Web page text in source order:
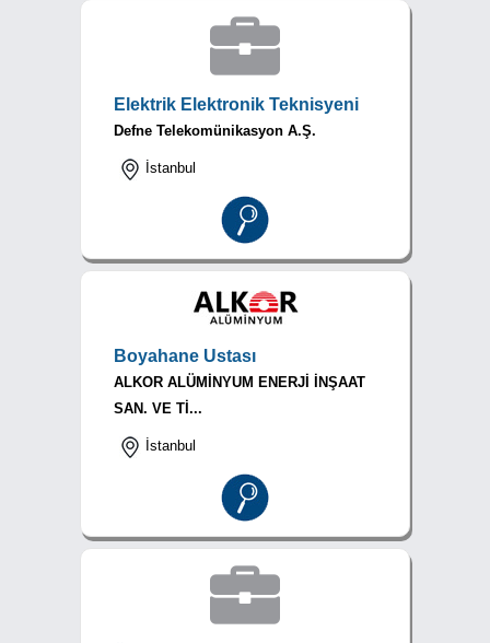
Elektrik Elektronik Teknisyeni
Defne Telekomünikasyon A.Ş.
İstanbul
Boyahane Ustası
ALKOR ALÜMİNYUM ENERJİ İNŞAAT
SAN. VE Tİ...
İstanbul